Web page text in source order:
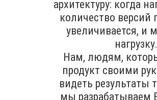
архитектуру: когда
количество версий
увеличивается, и
нагрузку.
Нам, людям,
продукт своими
видеть результаты
мы разрабатываем